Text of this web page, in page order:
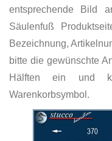
entsprechende Bild
Säulenfuß
Bezeichnung,
bitte die gewünschte
Hälften ein und
Warenkorbsymbol.